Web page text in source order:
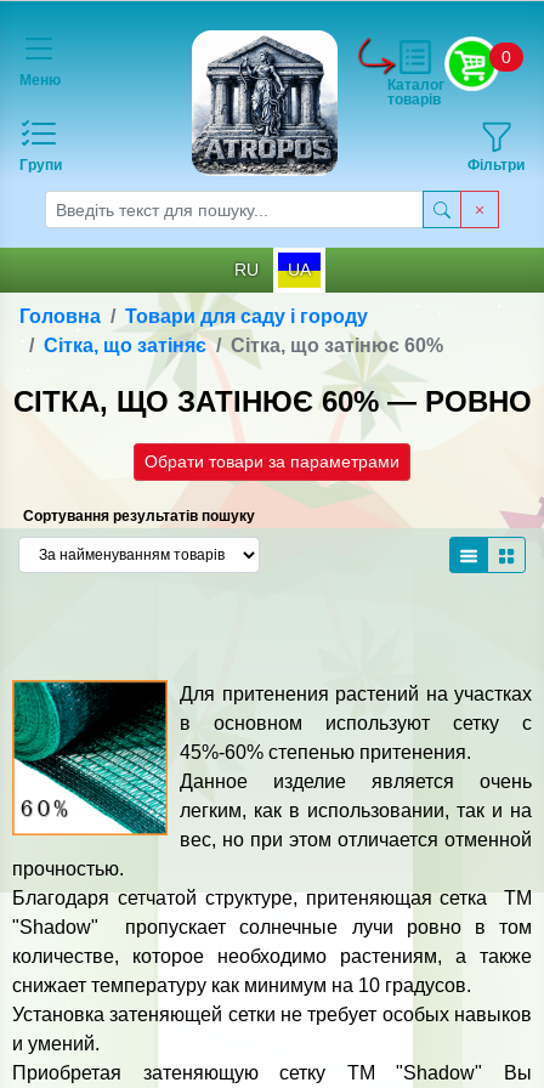
Меню
Групи
0
Фільтри
Каталог
товарів
RU UA
Головна
Товари для саду і городу
Сітка, що затіняє
Сітка, що затінює 60%
СІТКА, ЩО ЗАТІНЮЄ 60% — РОВНО
Обрати товари за параметрами
Сортування результатів пошуку
Для притенения растений на участках
в основном используют сетку с
45%-60% степенью притенения.
Данное изделие является очень
легким, как в использовании, так и на
вес, но при этом отличается отменной
прочностью.
Благодаря сетчатой структуре, притеняющая сетка ТМ
"Shadow" пропускает солнечные лучи ровно в том
количестве, которое необходимо растениям, а также
снижает температуру как минимум на 10 градусов.
Установка затеняющей сетки не требует особых навыков
и умений.
Приобретая затеняющую сетку ТМ "Shadow" Вы